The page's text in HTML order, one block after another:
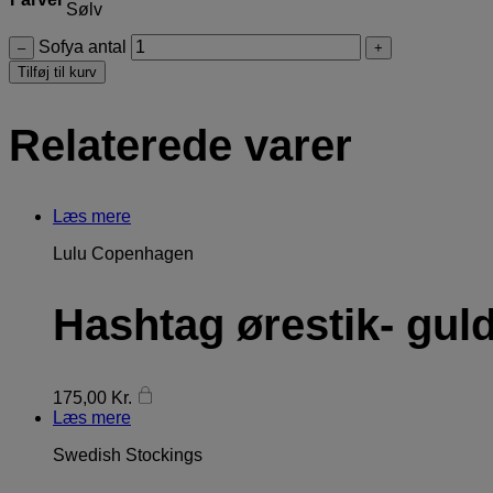
Sølv
– Sofya antal
+
Tilføj til kurv
Relaterede varer
Læs mere
Lulu Copenhagen
Hashtag ørestik-
175,00 Kr.
Læs mere
Swedish Stockings